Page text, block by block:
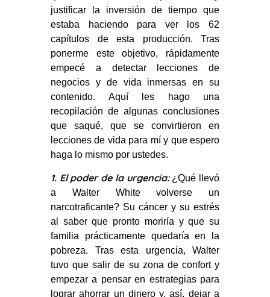
justificar la inversión de tiempo que
estaba haciendo para ver los 62
capítulos de esta producción. Tras
ponerme este objetivo, rápidamente
empecé a detectar lecciones de
negocios y de vida inmersas en su
contenido. Aquí les hago una
recopilación de algunas conclusiones
que saqué, que se convirtieron en
lecciones de vida para mí y que espero
haga lo mismo por ustedes.
1. El poder de la urgencia:¿Qué llevó
a Walter White volverse un
narcotraficante? Su cáncer y su estrés
al saber que pronto moriría y que su
familia prácticamente quedaría en la
pobreza. Tras esta urgencia, Walter
tuvo que salir de su zona de confort y
empezar a pensar en estrategias para
lograr ahorrar un dinero y, así, dejar a